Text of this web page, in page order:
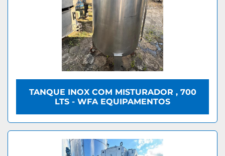
TANQUE INOX COM MISTURADOR , 700
LTS - WFA EQUIPAMENTOS